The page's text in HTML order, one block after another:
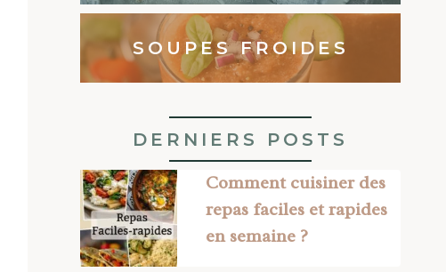
SOUPES FROIDES
DERNIERS POSTS
Comment cuisiner des
repas faciles et rapides
en semaine ?